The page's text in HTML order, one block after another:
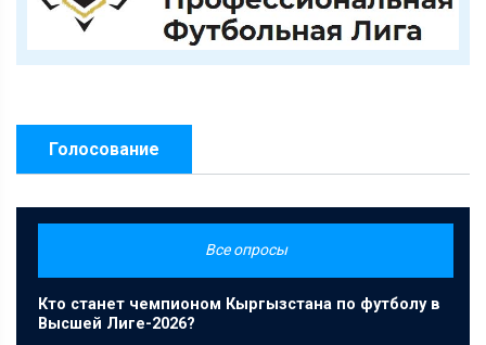
Голосование
Все опросы
Кто станет чемпионом Кыргызстана по футболу в
Высшей Лиге-2026?